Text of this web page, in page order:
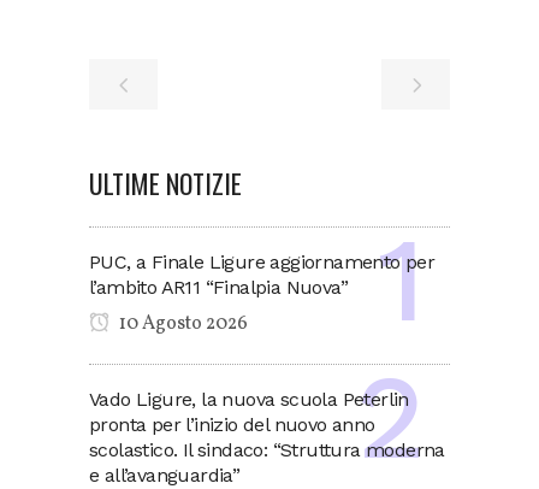
ULTIME NOTIZIE
PUC, a Finale Ligure aggiornamento per
l’ambito AR11 “Finalpia Nuova”
10 Agosto 2026
Vado Ligure, la nuova scuola Peterlin
pronta per l’inizio del nuovo anno
scolastico. Il sindaco: “Struttura moderna
e all’avanguardia”